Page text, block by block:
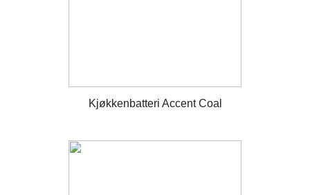
Kjøkkenbatteri Accent Coal